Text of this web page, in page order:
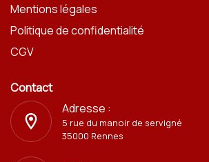
Mentions légales
Politique de confidentialité
CGV
Contact
Adresse :
5 rue du manoir de servigné
35000 Rennes